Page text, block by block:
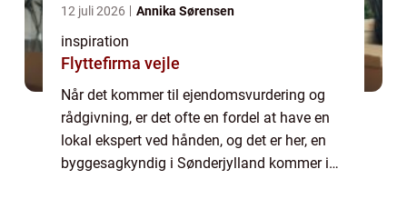
12 juli 2026 Annika Sørensen
inspiration
Flyttefirma vejle
Når det kommer til ejendomsvurdering og
rådgivning, er det ofte en fordel at have en
lokal ekspert ved hånden, og det er her, en
byggesagkyndig i Sønderjylland kommer ind